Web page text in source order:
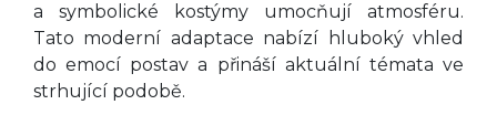
a symbolické kostýmy umocňují atmosféru.
Tato moderní adaptace nabízí hluboký vhled
do emocí postav a přináší aktuální témata ve
strhující podobě.